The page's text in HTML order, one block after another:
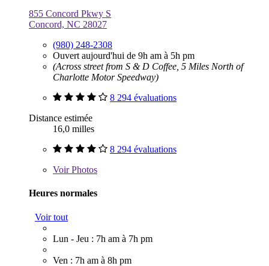
855 Concord Pkwy S
Concord, NC 28027
(980) 248-2308
Ouvert aujourd'hui de 9h am à 5h pm
(Across street from S & D Coffee, 5 Miles North of
Charlotte Motor Speedway)
8 294 évaluations
Distance estimée
16,0 milles
8 294 évaluations
VoirPhotos
Heures normales
Voir tout
Lun - Jeu : 7h am à 7h pm
Ven : 7h am à 8h pm